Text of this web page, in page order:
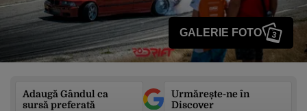
GALERIE FOTO 3
Adaugă Gândul ca
sursă preferată
Urmărește-ne în
Discover